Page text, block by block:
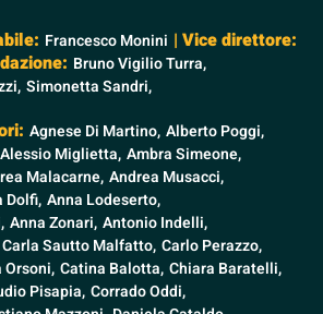
Francesco Monini | Vice direttore:
Bruno Vigilio Turra,
Simonetta Sandri,
Agnese Di Martino, Alberto Poggi,
Alessio Miglietta, Ambra Simeone,
Malacarne, Andrea Musacci,
Dolfi, Anna Lodeserto,
Anna Zonari, Antonio Indelli,
Carla Sautto Malfatto, Carlo Perazzo,
Orsoni, Catina Balotta, Chiara Baratelli,
Pisapia, Corrado Oddi,